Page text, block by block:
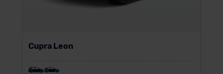
Cupra Leon